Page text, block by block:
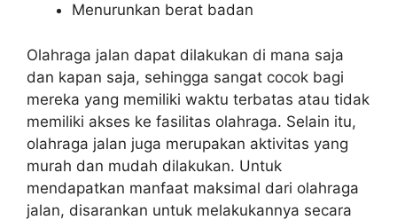
Menurunkan berat badan
Olahraga jalan dapat dilakukan di mana saja
dan kapan saja, sehingga sangat cocok bagi
mereka yang memiliki waktu terbatas atau tidak
memiliki akses ke fasilitas olahraga. Selain itu,
olahraga jalan juga merupakan aktivitas yang
murah dan mudah dilakukan. Untuk
mendapatkan manfaat maksimal dari olahraga
jalan, disarankan untuk melakukannya secara